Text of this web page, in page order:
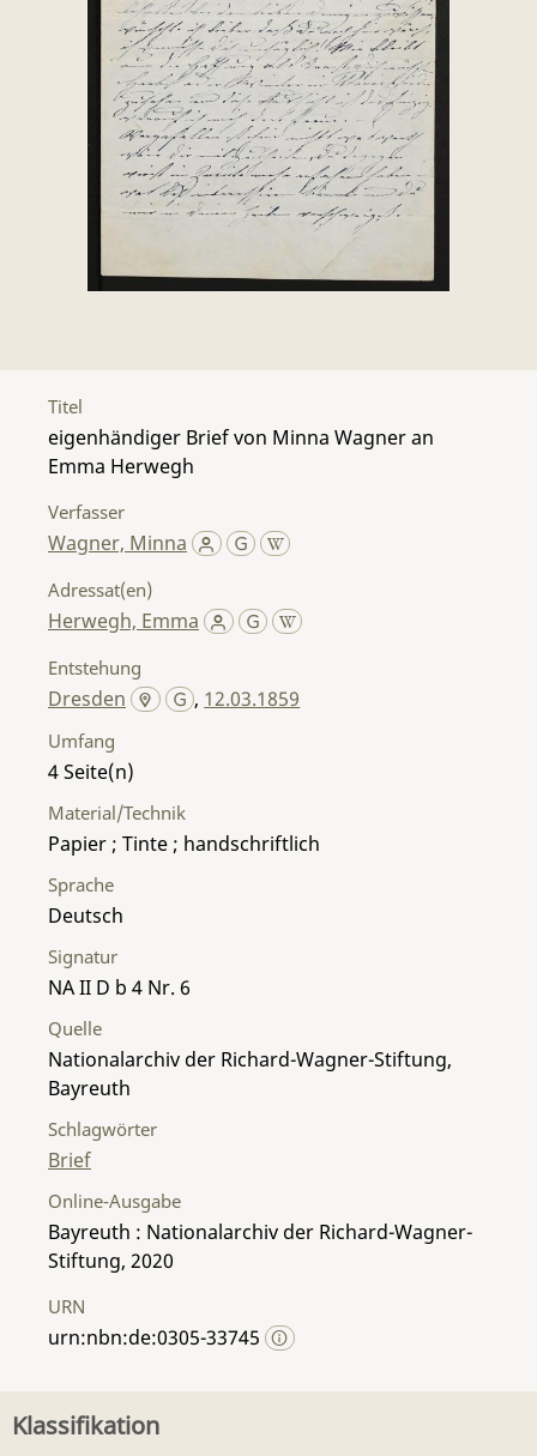
Titel
eigenhändiger Brief von Minna Wagner an
Emma Herwegh
Verfasser
Wagner, Minna
Adressat(en)
Herwegh, Emma
Entstehung
Dresden , 12.03.1859
Umfang
4
Material/Technik
Papier ; Tinte ; handschriftlich
Sprache
Deutsch
Signatur
NA II D b 4 Nr. 6
Quelle
Nationalarchiv der Richard-Wagner-Stiftung,
Bayreuth
Schlagwörter
Brief
Online-Ausgabe
Bayreuth : Nationalarchiv der Richard-Wagner-
Stiftung, 2020
URN
urn:nbn:de:0305-33745
Klassifikation